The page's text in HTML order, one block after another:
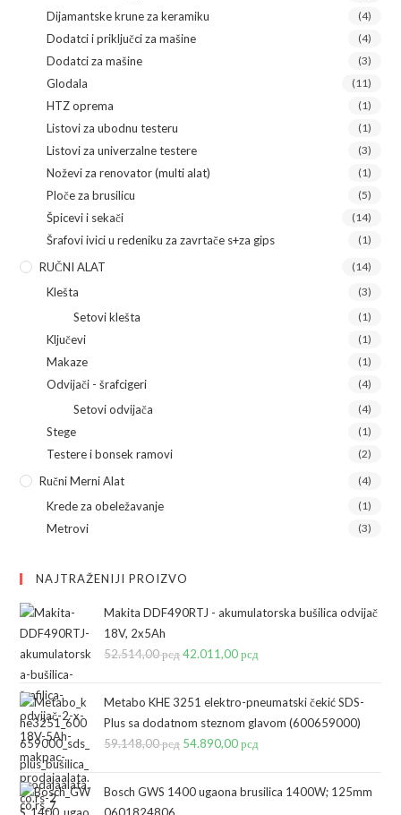
Dijamantske krune za keramiku (4)
Dodatci i priključci za mašine (4)
Dodatci za mašine (3)
Glodala (11)
HTZ oprema (1)
Listovi za ubodnu testeru (1)
Listovi za univerzalne testere (3)
Noževi za renovator (multi alat) (1)
Ploče za brusilicu (5)
Špicevi i sekači (14)
Šrafovi ivici u redeniku za zavrtače s+za gips (1)
RUČNI ALAT (14)
Klešta (3)
Setovi klešta (1)
Ključevi (1)
Makaze (1)
Odvijači - šrafcigeri (4)
Setovi odvijača (4)
Stege (1)
Testere i bonsek ramovi (2)
Ručni Merni Alat (4)
Krede za obeležavanje (1)
Metrovi (3)
NAJTRAŽENIJI PROIZVO
Makita DDF490RTJ - akumulatorska bušilica odvijač
18V, 2x5Ah
52.514,00рсдOriginalna
je
bila:
52.514,00 рсд.
42.011,00рсдTrenutna
je:
42.011,00 рсд.
Metabo KHE 3251 elektro-pneumatski čekić SDS-
Plus sa dodatnom steznom glavom (600659000)
59.148,00рсд Originalna
je
54.890,00рсдTrenutna
je:
Bosch GWS 1400 ugaona brusilica 1400W; 125mm